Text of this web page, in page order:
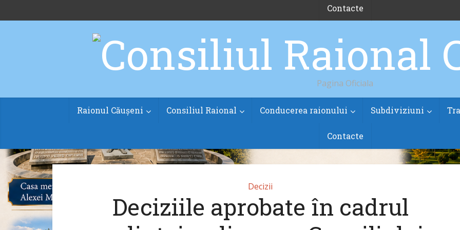
Pagina Oficiala
Raionul Căușeni Consiliul Raional Conducerea raionului Subdiviziuni
Contacte
Contacte
Decizii
Deciziile aprobate în cadrul